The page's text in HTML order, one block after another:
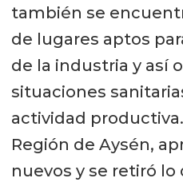
también se
de lugares aptos
de la industria y así
situaciones
actividad
Región de Aysén,
nuevos y se retiró lo